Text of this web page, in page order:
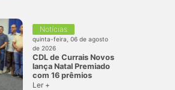
Notícias
quinta-feira, 06 de agosto
de 2026
CDL de Currais Novos
lança Natal Premiado
com 16 prêmios
Ler +